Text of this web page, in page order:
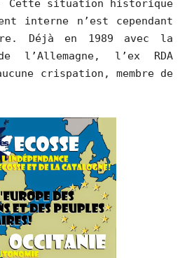
Cette situation historique
interne n’est cependant
Déjà en 1989 avec la
l’Allemagne, l’ex RDA
crispation, membre de